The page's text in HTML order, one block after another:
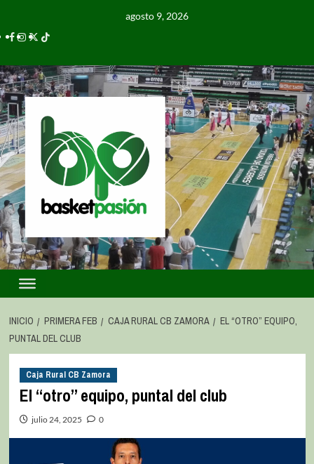
agosto 9, 2026
INICIO PRIMERA FEB CAJA RURAL CB ZAMORA
EL “OTRO” EQUIPO,
PUNTAL DEL CLUB
Caja Rural CB Zamora
El “otro” equipo, puntal del club
julio 24, 2025 0